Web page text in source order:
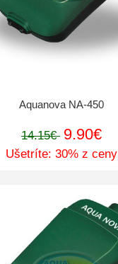
Aquanova NA-450
14.15€ 9.90€
Ušetríte: 30% z ceny